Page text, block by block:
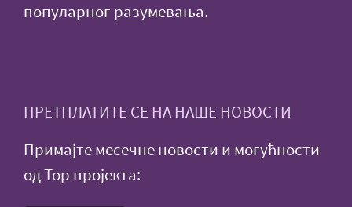
популарног разумевања.
ПРЕТПЛАТИТЕ СЕ НА НАШЕ НОВОСТИ
Примајте месечне новости и могућности
од Тор пројекта: